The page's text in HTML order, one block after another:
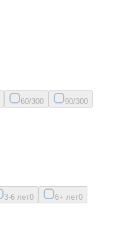
60/300 90/300
3-6 лет0 6+ лет0